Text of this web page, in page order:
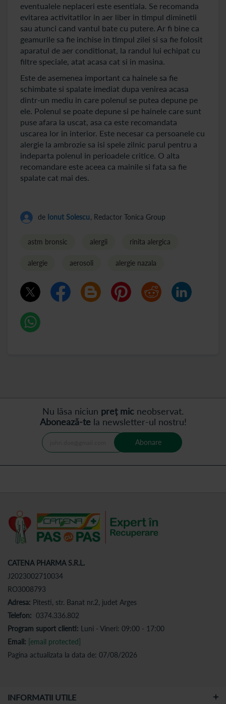
eventualele neplaceri este esentiala. Se recomanda
evitarea activitatilor in aer liber in timpul diminetii
sau atunci cand vantul bate cu putere. Ar fi bine ca
geamurile sa fie inchise in timpul zilei si sa fie folosit
aparatul de aer conditionat, la randul lui echipat cu
filtre speciale, atat acasa cat si in masina.
Este de asemenea important ca hainele sa fie
schimbate si spalate imediat dupa venirea acasa
dintr-un mediu in care polenul se putea depune pe
ele. Polenul se poate depune si pe hainele care sunt
puse afara la uscat, asa ca este recomandata
uscarea lor in interior. Este necesar ca persoanele cu
alergie la ambrozie sa isi spele zilnic parul pentru a
indeparta polenul in perioadele critice. O alta
recomandare este aceea ca mainile si fata sa fie
spalate cat mai des.
de Ionut Solescu, Redactor Tonica Group
astm bronsic alergii rinita alergica
alergie aerosoli alergie nazala
Nu lăsa niciun preț mic neobservat.
Abonează-tela newsletter-ul nostru!
Abonare
CATENA PHARMA S.R.L.
J2023002710034
RO3008793
Adresa: Pitesti, str. Banat nr.2, judet Arges
Telefon: 0374.336.802
Program suport clienti: Luni - Vineri: 09:00 - 17:00
Email: [email protected]
Pagina actualizata la data de: 07/08/2026
INFORMATII UTILE